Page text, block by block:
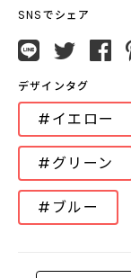
SNSでシェア
デザインタグ
#イエロー
#グリーン
#ブルー